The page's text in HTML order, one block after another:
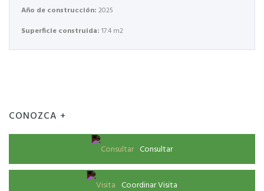
Año de construcción: 2025
Superficie construida: 17.4 m2
CONOZCA +
Consultar
Coordinar Visita